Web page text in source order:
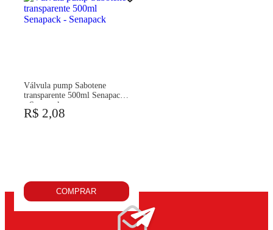
Válvula pump Sabotene
transparente 500ml Senapack
- Senapack
R$ 2,08
COMPRAR